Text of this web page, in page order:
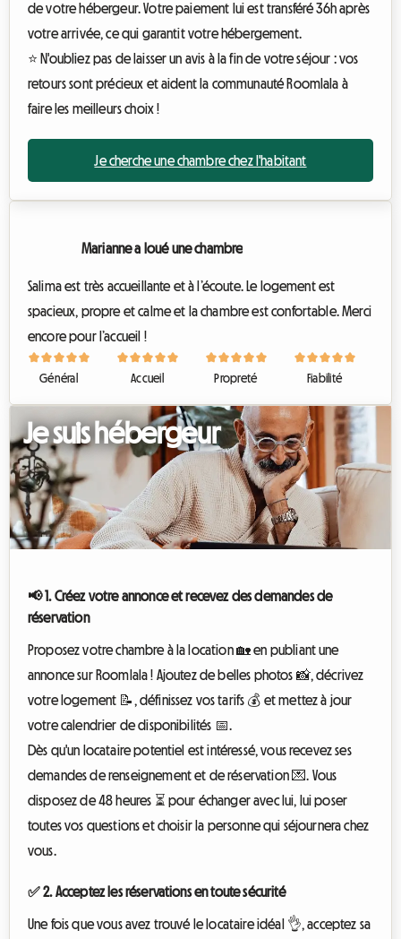
de votre hébergeur. Votre paiement lui est transféré 36h après
votre arrivée, ce qui garantit votre hébergement.
⭐ N'oubliez pas de laisser un avis à la fin de votre séjour : vos
retours sont précieux et aident la communauté Roomlala à
faire les meilleurs choix !
Je cherche une chambre chez l'habitant
Marianne a loué une chambre
Salima est très accueillante et à l’écoute. Le logement est
spacieux, propre et calme et la chambre est confortable. Merci
encore pour l’accueil !
Général Accueil Propreté Fiabilité
Je suis hébergeur
📢 1. Créez votre annonce et recevez des demandes de
réservation
Proposez votre chambre à la location 🏡 en publiant une
annonce sur Roomlala ! Ajoutez de belles photos 📸, décrivez
votre logement 📝, définissez vos tarifs 💰 et mettez à jour
votre calendrier de disponibilités 📅.
Dès qu'un locataire potentiel est intéressé, vous recevez ses
demandes de renseignement et de réservation 💌. Vous
disposez de 48 heures ⏳ pour échanger avec lui, lui poser
toutes vos questions et choisir la personne qui séjournera chez
vous.
✅ 2. Acceptez les réservations en toute sécurité
Une fois que vous avez trouvé le locataire idéal 👌, acceptez sa